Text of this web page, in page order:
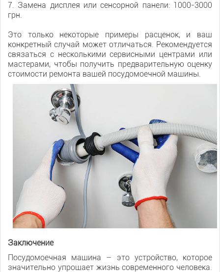
7. Замена дисплея или сенсорной панели: 1000-3000
грн.
Это только некоторые примеры расценок, и ваш
конкретный случай может отличаться. Рекомендуется
связаться с несколькими сервисными центрами или
мастерами, чтобы получить предварительную оценку
стоимости ремонта вашей посудомоечной машины.
Заключение
Посудомоечная машина – это устройство, которое
значительно упрощает жизнь современного человека.